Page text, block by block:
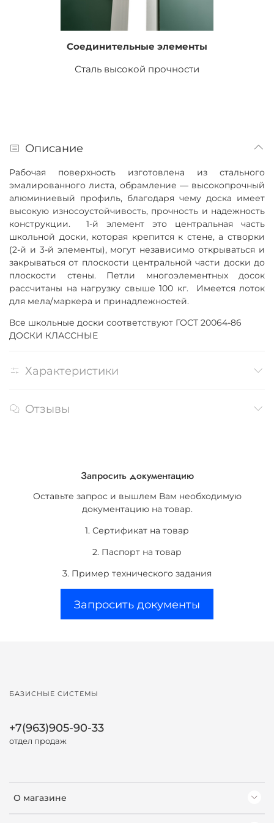
Соединительные элементы
Сталь высокой прочности
Описание
Рабочая поверхность изготовлена из стального
эмалированного листа, обрамление — высокопрочный
алюминиевый профиль, благодаря чему доска имеет
высокую износоустойчивость, прочность и надежность
конструкции. 1-й элемент это центральная часть
школьной доски, которая крепится к стене, а створки
(2-й и 3-й элементы), могут независимо открываться и
закрываться от плоскости центральной части доски до
плоскости стены. Петли многоэлементных досок
рассчитаны на нагрузку свыше 100 кг. Имеется лоток
для мела/маркера и принадлежностей.
Все школьные доски соответствуют ГОСТ 20064-86
ДОСКИ КЛАССНЫЕ
Характеристики
Отзывы
Запросить документацию
Оставьте запрос и вышлем Вам необходимую
документацию на товар.
1. Сертификат на товар
2. Паспорт на товар
3. Пример технического задания
Запросить документы
О магазине
БАЗИСНЫЕ СИСТЕМЫ
+7(963)905-90-33
отдел продаж